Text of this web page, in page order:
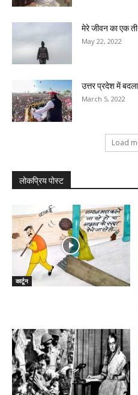
मेरे जीवन का एक
May 22, 2022
उत्तर प्रदेश में
March 5, 2022
Load
लोकप्रिय पोस्ट
कार्टून